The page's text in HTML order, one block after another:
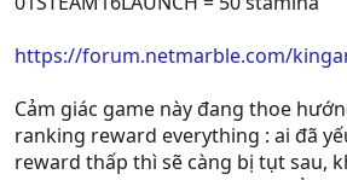
https://forum.netmarble.com/
Cảm giác game này đang thoe
ranking reward everything : ai đã
reward thấp thì sẽ càng bị tụt sau,